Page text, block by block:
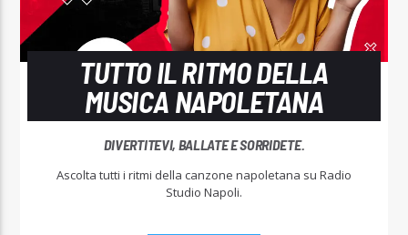
TUTTO IL RITMO DELLA
MUSICA NAPOLETANA
DIVERTITEVI, BALLATE E SORRIDETE.
Ascolta tutti i ritmi della canzone napoletana su Radio
Studio Napoli.